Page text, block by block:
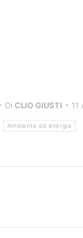
Di CLIO GIUSTI 11
Ambiente ed energia